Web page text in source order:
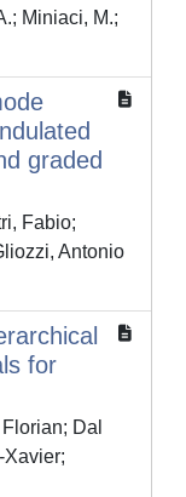
Miniaci, M.;
graded
Fabio;
Antonio
for
Dal
Xavier;